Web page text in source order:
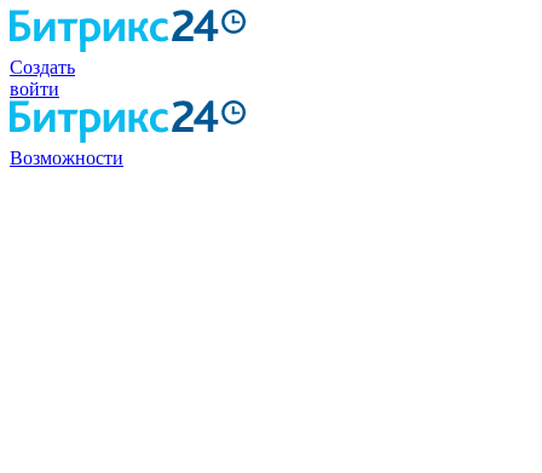
Создать
войти
Возможности